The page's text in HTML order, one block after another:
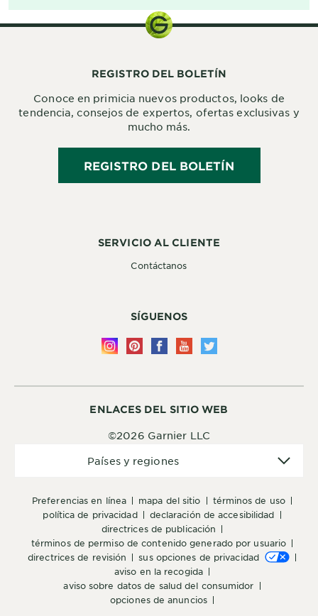
ENLACES DEL SITIO WEB
preferencias en línea mapa del sitio
términos de uso
política de privacidad
declaración de accesibilidad
directrices de publicación
términos de permiso de contenido generado por usuario
directrices de revisión
sus opciones de privacidad
aviso en la recogida
aviso sobre datos de salud del consumidor
opciones de anuncios
©2026 Garnier LLC
Países y regiones
SERVICIO AL CLIENTE
Contáctanos
SÍGUENOS
REGISTRO DEL BOLETÍN
Conoce en primicia nuevos productos, looks de
tendencia, consejos de expertos, ofertas exclusivas y
mucho más.
REGISTRO DEL BOLETÍN